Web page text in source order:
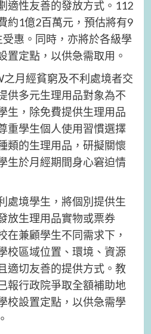
適性友善的發放方式。112
約1億2百萬元，預估將有9
惠。同時，亦將於各級學
置定點，以供急需取用。
月經貧窮及不利處境者交
供多元生理用品對象為不
生，除免費提供生理用品
重學生個人使用習慣選擇
類的生理用品，研擬關懷
生於月經期間身心窘迫情
處境學生，將個別提供生
放生理用品實物或票券
在兼顧學生不同需求下，
校區域位置、環境、資源
適切友善的提供方式。教
報行政院爭取全額補助地
校設置定點，以供急需學